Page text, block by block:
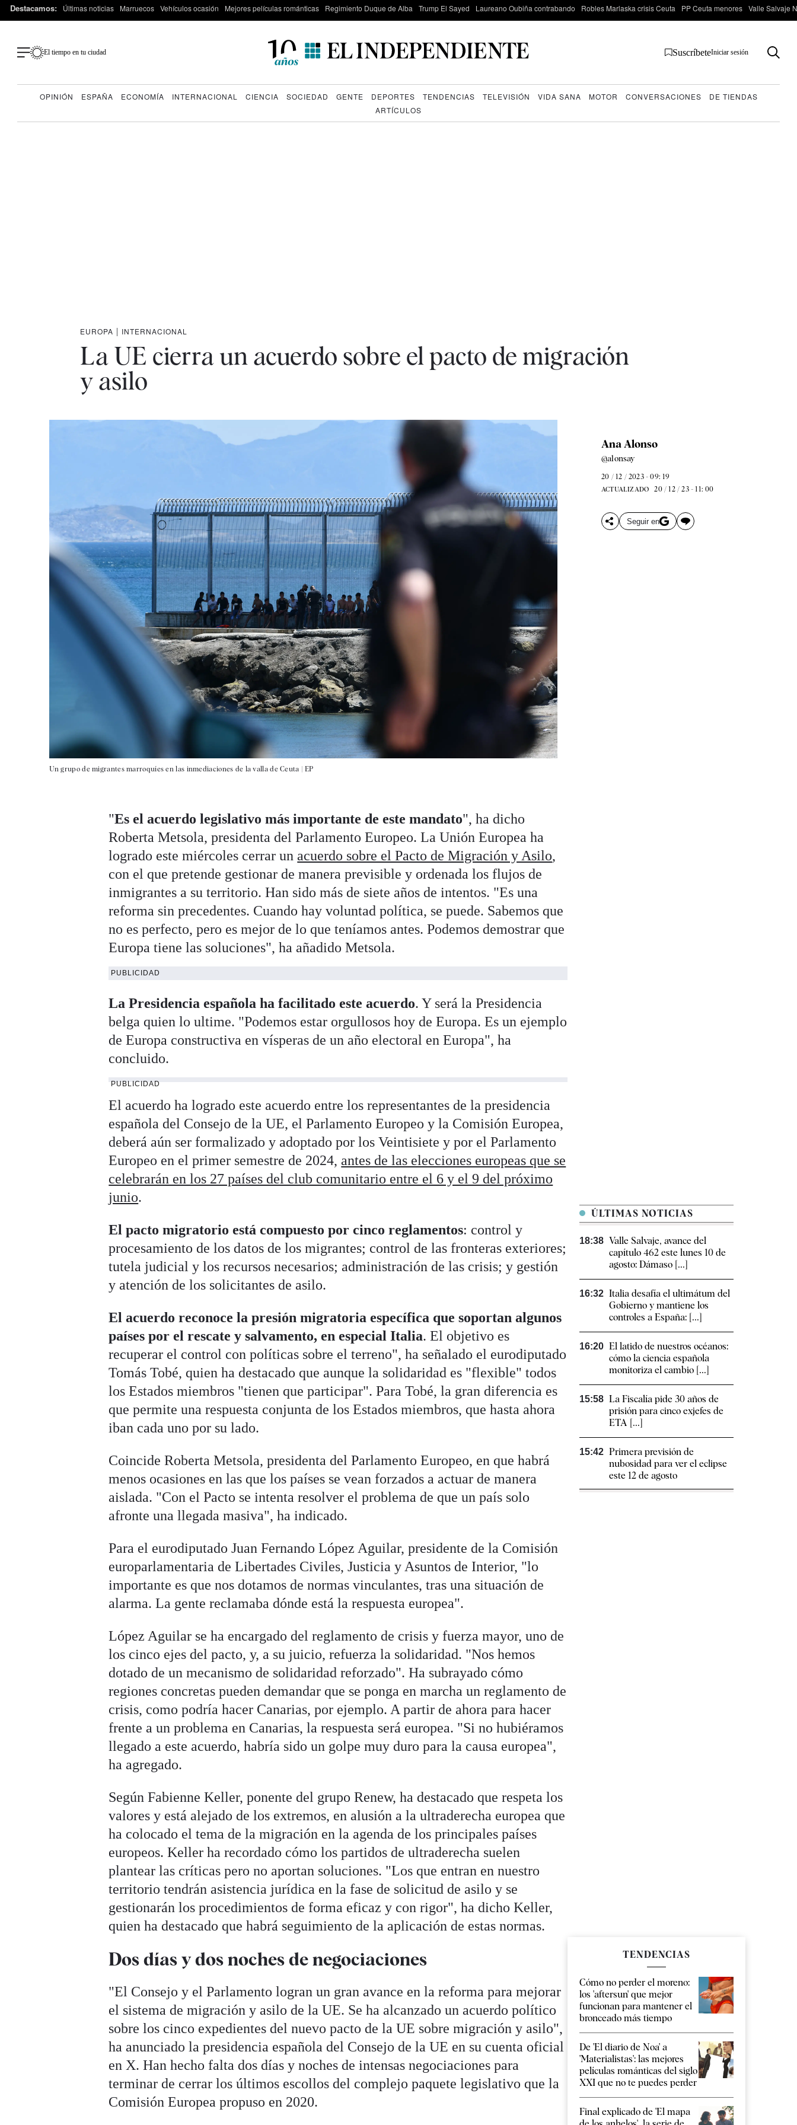
Destacamos: Últimas noticias Marruecos Vehículos ocasión Mejores películas románticas Regimiento Duque de Alba Trump El Sayed Laureano Oubiña contrabando Robles Marlaska crisis Ceuta PP Ceuta menores Valle Salvaje
El tiempo en tu ciudad SuscríbeteIniciar sesión
OPINIÓN ESPAÑA ECONOMÍA INTERNACIONAL CIENCIA SOCIEDAD GENTE DEPORTES TENDENCIAS TELEVISIÓN VIDA SANA MOTOR CONVERSACIONES
DE TIENDAS
ARTÍCULOS
EUROPA | INTERNACIONAL
La UE cierra un acuerdo sobre el pacto de migración
y asilo
Un grupo de migrantes marroquíes en las inmediaciones de la valla de Ceuta | EP
Ana Alonso
@alonsay
20 / 12 / 2023 - 09: 19
ACTUALIZADO 20 / 12 / 23 - 11: 00
Seguir en
"Es el acuerdo legislativo más importante de este mandato", ha dicho
Roberta Metsola, presidenta del Parlamento Europeo. La Unión Europea ha
logrado este miércoles cerrar un acuerdo sobre el Pacto de Migración y Asilo,
con el que pretende gestionar de manera previsible y ordenada los flujos de
inmigrantes a su territorio. Han sido más de siete años de intentos. "Es una
reforma sin precedentes. Cuando hay voluntad política, se puede. Sabemos que
no es perfecto, pero es mejor de lo que teníamos antes. Podemos demostrar que
Europa tiene las soluciones", ha añadido Metsola.
PUBLICIDAD
La Presidencia española ha facilitado este acuerdo. Y será la Presidencia
belga quien lo ultime. "Podemos estar orgullosos hoy de Europa. Es un ejemplo
de Europa constructiva en vísperas de un año electoral en Europa", ha
concluido.
PUBLICIDAD
El acuerdo ha logrado este acuerdo entre los representantes de la presidencia
española del Consejo de la UE, el Parlamento Europeo y la Comisión Europea,
deberá aún ser formalizado y adoptado por los Veintisiete y por el Parlamento
Europeo en el primer semestre de 2024, antes de las elecciones europeas que se
celebrarán en los 27 países del club comunitario entre el 6 y el 9 del próximo
junio.
El pacto migratorio está compuesto por cinco reglamentos: control y
procesamiento de los datos de los migrantes; control de las fronteras exteriores;
tutela judicial y los recursos necesarios; administración de las crisis; y gestión
y atención de los solicitantes de asilo.
El acuerdo reconoce la presión migratoria específica que soportan algunos
países por el rescate y salvamento, en especial Italia. El objetivo es
recuperar el control con políticas sobre el terreno", ha señalado el eurodiputado
Tomás Tobé, quien ha destacado que aunque la solidaridad es "flexible" todos
los Estados miembros "tienen que participar". Para Tobé, la gran diferencia es
que permite una respuesta conjunta de los Estados miembros, que hasta ahora
iban cada uno por su lado.
Coincide Roberta Metsola, presidenta del Parlamento Europeo, en que habrá
menos ocasiones en las que los países se vean forzados a actuar de manera
aislada. "Con el Pacto se intenta resolver el problema de que un país solo
afronte una llegada masiva", ha indicado.
Para el eurodiputado Juan Fernando López Aguilar, presidente de la Comisión
europarlamentaria de Libertades Civiles, Justicia y Asuntos de Interior, "lo
importante es que nos dotamos de normas vinculantes, tras una situación de
alarma. La gente reclamaba dónde está la respuesta europea".
López Aguilar se ha encargado del reglamento de crisis y fuerza mayor, uno de
los cinco ejes del pacto, y, a su juicio, refuerza la solidaridad. "Nos hemos
dotado de un mecanismo de solidaridad reforzado". Ha subrayado cómo
regiones concretas pueden demandar que se ponga en marcha un reglamento de
crisis, como podría hacer Canarias, por ejemplo. A partir de ahora para hacer
frente a un problema en Canarias, la respuesta será europea. "Si no hubiéramos
llegado a este acuerdo, habría sido un golpe muy duro para la causa europea",
ha agregado.
Según Fabienne Keller, ponente del grupo Renew, ha destacado que respeta los
valores y está alejado de los extremos, en alusión a la ultraderecha europea que
ha colocado el tema de la migración en la agenda de los principales países
europeos. Keller ha recordado cómo los partidos de ultraderecha suelen
plantear las críticas pero no aportan soluciones. "Los que entran en nuestro
territorio tendrán asistencia jurídica en la fase de solicitud de asilo y se
gestionarán los procedimientos de forma eficaz y con rigor", ha dicho Keller,
quien ha destacado que habrá seguimiento de la aplicación de estas normas.
Dos días y dos noches de negociaciones
"El Consejo y el Parlamento logran un gran avance en la reforma para mejorar
el sistema de migración y asilo de la UE. Se ha alcanzado un acuerdo político
sobre los cinco expedientes del nuevo pacto de la UE sobre migración y asilo",
ha anunciado la presidencia española del Consejo de la UE en su cuenta oficial
en X. Han hecho falta dos días y noches de intensas negociaciones para
terminar de cerrar los últimos escollos del complejo paquete legislativo que la
Comisión Europea propuso en 2020.
ÚLTIMAS NOTICIAS
18:38 Valle Salvaje, avance del
capítulo 462 este lunes 10 de
agosto: Dámaso [...]
16:32 Italia desafía el ultimátum del
Gobierno y mantiene los
controles a España: [...]
16:20 El latido de nuestros océanos:
cómo la ciencia española
monitoriza el cambio [...]
15:58 La Fiscalía pide 30 años de
prisión para cinco exjefes de
ETA [...]
15:42 Primera previsión de
nubosidad para ver el eclipse
este 12 de agosto
TENDENCIAS
Cómo no perder el moreno:
los 'aftersun' que mejor
funcionan para mantener el
bronceado más tiempo
De 'El diario de Noa' a
'Materialistas': las mejores
películas románticas del siglo
XXI que no te puedes perder
Final explicado de 'El mapa